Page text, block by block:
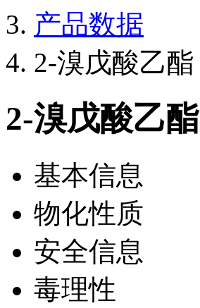
产品数据
2-溴戊酸乙酯
2-溴戊酸乙酯
基本信息
物化性质
安全信息
毒理性